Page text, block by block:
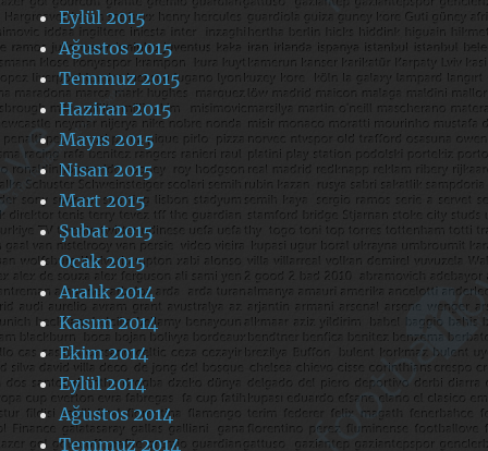
Eylül 2015
Ağustos 2015
Temmuz 2015
Haziran 2015
Mayıs 2015
Nisan 2015
Mart 2015
Şubat 2015
Ocak 2015
Aralık 2014
Kasım 2014
Ekim 2014
Eylül 2014
Ağustos 2014
Temmuz 2014